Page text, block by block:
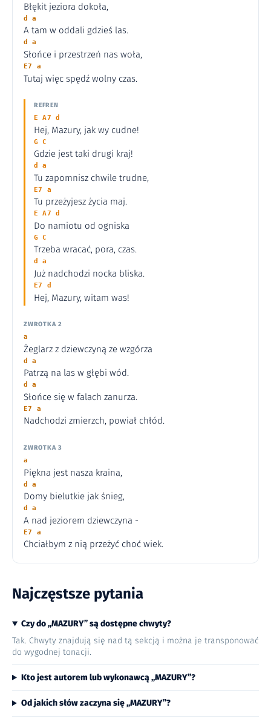
Błękit jeziora dokoła,
d a
A tam w oddali gdzieś las.
d a
Słońce i przestrzeń nas woła,
E7 a
Tutaj więc spędź wolny czas.
REFREN
E A7 d
Hej, Mazury, jak wy cudne!
G C
Gdzie jest taki drugi kraj!
d a
Tu zapomnisz chwile trudne,
E7 a
Tu przeżyjesz życia maj.
E A7 d
Do namiotu od ogniska
G C
Trzeba wracać, pora, czas.
d a
Już nadchodzi nocka bliska.
E7 d
Hej, Mazury, witam was!
ZWROTKA 2
a
Żeglarz z dziewczyną ze wzgórza
d a
Patrzą na las w głębi wód.
d a
Słońce się w falach zanurza.
E7 a
Nadchodzi zmierzch, powiał chłód.
ZWROTKA 3
a
Piękna jest nasza kraina,
d a
Domy bielutkie jak śnieg,
d a
A nad jeziorem dziewczyna -
E7 a
Chciałbym z nią przeżyć choć wiek.
Najczęstsze pytania
Czy do „MAZURY” są dostępne chwyty?
Tak. Chwyty znajdują się nad tą sekcją i można je transponować
do wygodnej tonacji.
Kto jest autorem lub wykonawcą „MAZURY”?
Od jakich słów zaczyna się „MAZURY”?